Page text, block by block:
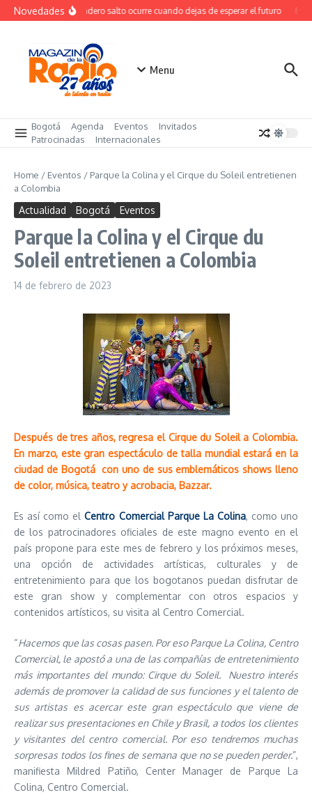
Saltar al contenido
NovedadesEl verdadero salto ocurre cuando dejas de esperar el futuro El
Menu
Bogotá Agenda Eventos
Invitados
Patrocinadas
Internacionales
Home / Eventos / Parque la Colina y el Cirque du Soleil entretienen
a Colombia
Actualidad Bogotá Eventos
Parque la Colina y el Cirque du
Soleil entretienen a Colombia
14 de febrero de 2023
Después de tres años, regresa el Cirque du Soleil a Colombia.
En marzo, este gran espectáculo de talla mundial estará en la
ciudad de Bogotá con uno de sus emblemáticos shows lleno
de color, música, teatro y acrobacia, Bazzar.
Es así como elCentro Comercial Parque La Colina, como uno
de los patrocinadores oficiales de este magno evento en el
país propone para este mes de febrero y los próximos meses,
una opción de actividades artísticas, culturales y de
entretenimiento para que los bogotanos puedan disfrutar de
este gran show y complementar con otros espacios y
contenidos artísticos, su visita al Centro Comercial.
“Hacemos que las cosas pasen. Por eso Parque La Colina, Centro
Comercial, le apostó a una de las compañías de entretenimiento
más importantes del mundo: Cirque du Soleil. Nuestro interés
además de promover la calidad de sus funciones y el talento de
sus artistas es acercar este gran espectáculo que viene de
realizar sus presentaciones en Chile y Brasil, a todos los clientes
y visitantes del centro comercial. Por eso tendremos muchas
sorpresas todos los fines de semana que no se pueden perder.”,
manifiesta Mildred Patiño, Center Manager de Parque La
Colina, Centro Comercial.